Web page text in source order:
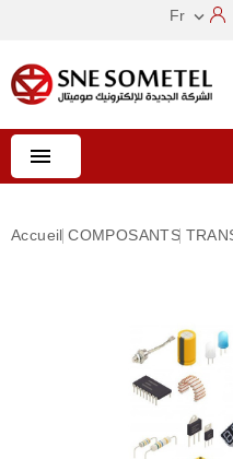
Fr 

Accueil COMPOSANTS